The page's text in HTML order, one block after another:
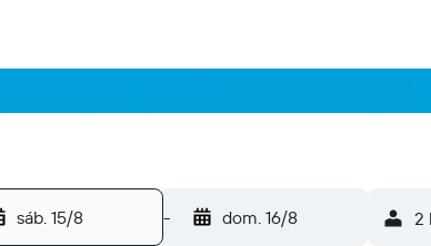
sáb. 15/8 - dom. 16/8 2